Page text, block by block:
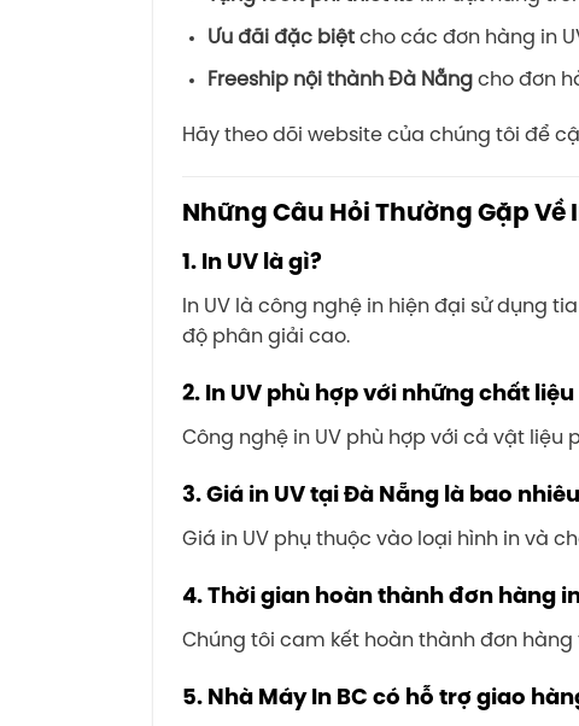
Ưu đãi đặc biệt cho các đơn hàng in
Freeship nội thành Đà Nẵng cho đơn
Hãy theo dõi website của chúng tôi để
Những Câu Hỏi Thường Gặp Về
1. In UV là gì?
In UV là công nghệ in hiện đại sử dụng
độ phân giải cao.
2. In UV phù hợp với những chất liệu
Công nghệ in UV phù hợp với cả vật
3.Giá in UV tại Đà Nẵng là bao
Giá in UV phụ thuộc vào loại hình in và
4.Thời gian hoàn thành đơn hàng
Chúng tôi cam kết hoàn thành đơn
5. Nhà Máy In BC có hỗ trợ giao